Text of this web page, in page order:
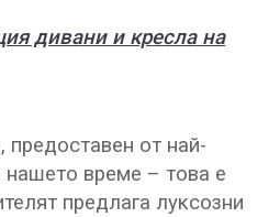
дивани и кресла на
предоставен от най-
нашето време – това е
предлага луксозни